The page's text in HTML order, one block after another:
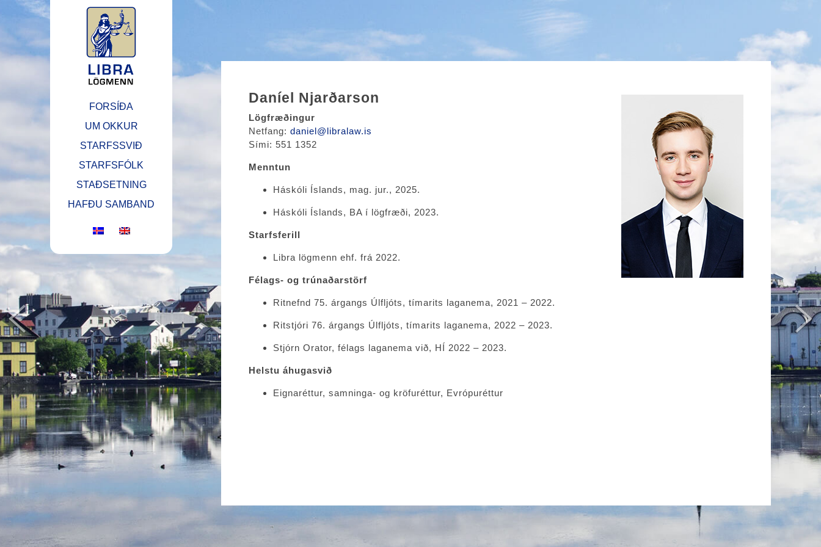
FORSÍÐA
UM OKKUR
STARFSSVIÐ
STARFSFÓLK
STAÐSETNING
HAFÐU SAMBAND
Daníel Njarðarson
Lögfræðingur
Netfang: daniel@libralaw.is
Sími: 551 1352
Menntun
Háskóli Íslands, mag. jur., 2025.
Háskóli Íslands, BA í lögfræði, 2023.
Starfsferill
Libra lögmenn ehf. frá 2022.
Félags- og trúnaðarstörf
Ritnefnd 75. árgangs Úlfljóts, tímarits laganema, 2021 – 2022.
Ritstjóri 76. árgangs Úlfljóts, tímarits laganema, 2022 – 2023.
Stjórn Orator, félags laganema við, HÍ 2022 – 2023.
Helstu áhugasvið
Eignaréttur, samninga- og kröfuréttur, Evrópuréttur